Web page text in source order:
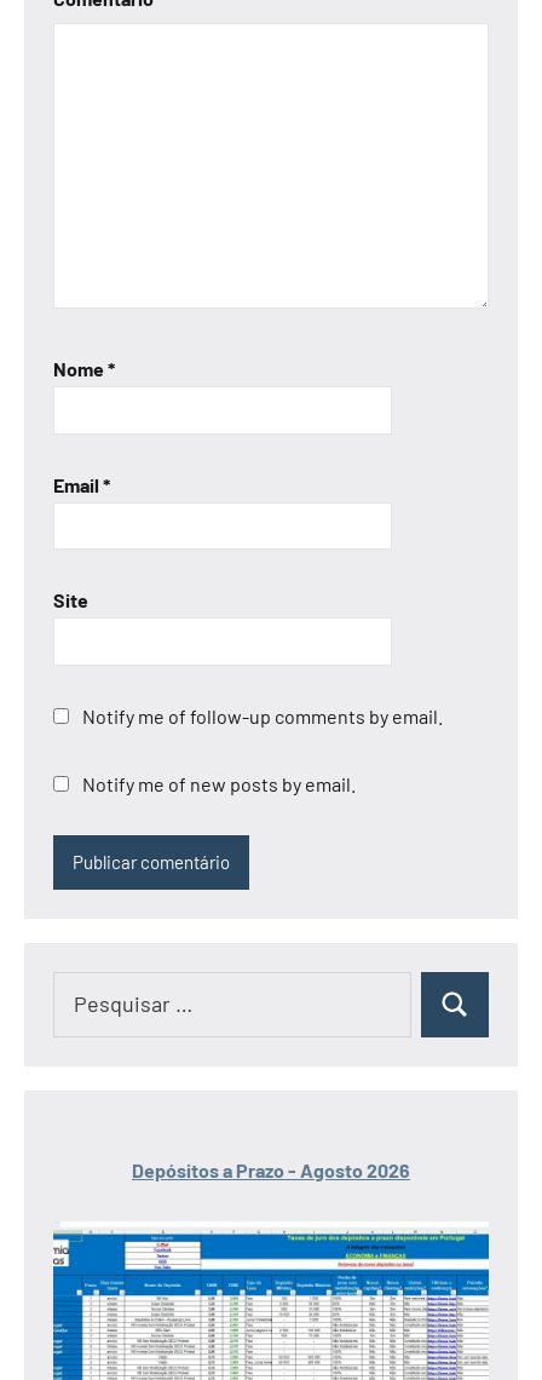
Nome*
Email *
Site
Notify me of follow-up comments by email.
Notify me of new posts by email.
Pesquisar
Depósitos a Prazo - Agosto 2026